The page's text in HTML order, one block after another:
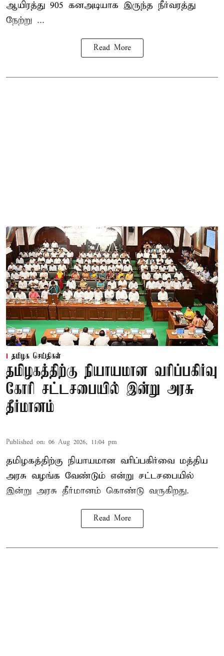
ஆயிரத்து 905 கனஅடியாக இருந்த நீர்வரத்து
நேற்று ...
Read More
தமிழக செய்திகள்
தமிழகத்திற்கு நியாயமான வரிப்பகிர்வு
கோரி சட்டசபையில் இன்று அரசு
தீர்மானம்
Published on: 06 Aug 2026, 11:04 pm
தமிழகத்திற்கு நியாயமான வரிப்பகிர்வை மத்திய
அரசு வழங்க வேண்டும் என்று சட்டசபையில்
இன்று அரசு தீர்மானம் கொண்டு வருகிறது.
Read More